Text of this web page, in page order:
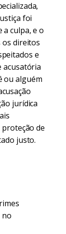
foi
culpa, e o
os direitos
e
acusatória
ou alguém
jurídica
de
justo.
no